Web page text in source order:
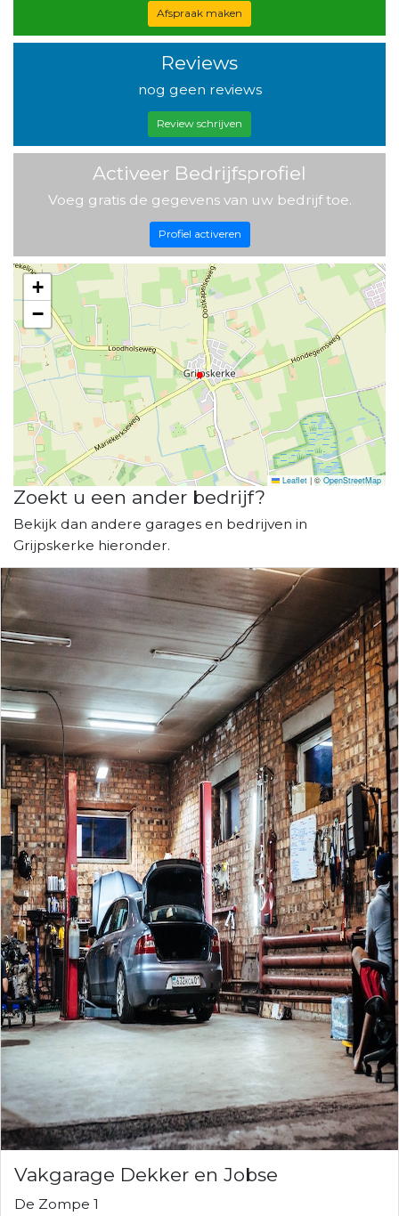
Afspraak maken
Reviews
nog geen reviews
Review schrijven
Activeer Bedrijfsprofiel
Voeg gratis de gegevens van uw bedrijf toe.
Profiel activeren
+
−
Leaflet | © OpenStreetMap
Zoekt u een ander bedrijf?
Bekijk dan andere garages en bedrijven in
Grijpskerke hieronder.
Vakgarage Dekker en Jobse
De Zompe 1